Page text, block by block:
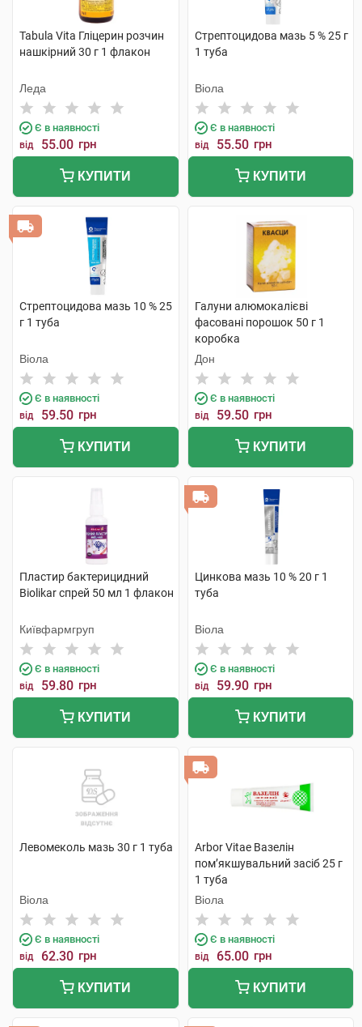
Tabula Vita Гліцерин розчин
нашкірний 30 г 1 флакон
Леда
Є в наявності
від 55.00 грн
КУПИТИ
Стрептоцидова мазь 5 % 25 г
1 туба
Віола
Є в наявності
від 55.50 грн
КУПИТИ
Стрептоцидова мазь 10 % 25
г 1 туба
Віола
Є в наявності
від 59.50 грн
КУПИТИ
Галуни алюмокалієві
фасовані порошок 50 г 1
коробка
Дон
Є в наявності
від 59.50 грн
КУПИТИ
Пластир бактерицидний
Biolikar спрей 50 мл 1 флакон
Київфармгруп
Є в наявності
від 59.80 грн
КУПИТИ
Цинкова мазь 10 % 20 г 1
туба
Віола
Є в наявності
від 59.90 грн
КУПИТИ
Левомеколь мазь 30 г 1 туба
Віола
Є в наявності
від 62.30 грн
КУПИТИ
Arbor Vitae Вазелін
пом’якшувальний засіб 25 г
1 туба
Віола
Є в наявності
від 65.00 грн
КУПИТИ